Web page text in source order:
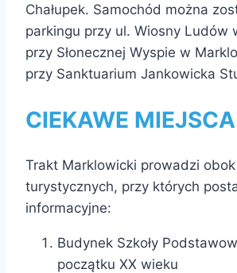
Chałupek. Samochód można
parkingu przy ul. Wiosny Ludów
przy Słonecznej Wyspie w
przy Sanktuarium Jankowicka
CIEKAWE MIEJSCA
Trakt Marklowicki prowadzi
turystycznych, przy których
informacyjne:
Budynek Szkoły
początku XX wieku